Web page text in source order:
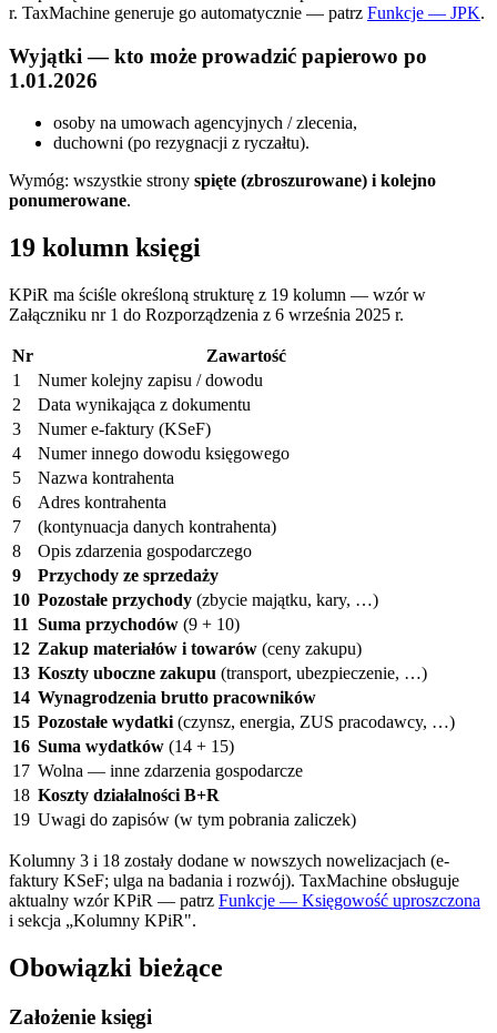
r. TaxMachine generuje go automatycznie — patrz Funkcje — JPK.
Wyjątki — kto może prowadzić papierowo po
1.01.2026
osoby na umowach agencyjnych / zlecenia,
duchowni (po rezygnacji z ryczałtu).
Wymóg: wszystkie strony spięte (zbroszurowane) i kolejno
ponumerowane.
19 kolumn księgi
KPiR ma ściśle określoną strukturę z 19 kolumn — wzór w
Załączniku nr 1 do Rozporządzenia z 6 września 2025 r.
Nr
Zawartość
1
Numer kolejny zapisu / dowodu
2
Data wynikająca z dokumentu
3
Numer e-faktury (KSeF)
4
Numer innego dowodu księgowego
5
Nazwa kontrahenta
6
Adres kontrahenta
7
(kontynuacja danych kontrahenta)
8
Opis zdarzenia gospodarczego
9
Przychody ze sprzedaży
10 Pozostałe przychody (zbycie majątku, kary, …)
11 Suma przychodów (9 + 10)
12 Zakup materiałów i towarów (ceny zakupu)
13 Koszty uboczne zakupu (transport, ubezpieczenie, …)
14 Wynagrodzenia brutto pracowników
15 Pozostałe wydatki (czynsz, energia, ZUS pracodawcy, …)
16 Suma wydatków (14 + 15)
17 Wolna — inne zdarzenia gospodarcze
18 Koszty działalności B+R
19 Uwagi do zapisów (w tym pobrania zaliczek)
Kolumny 3 i 18 zostały dodane w nowszych nowelizacjach (e-
faktury KSeF; ulga na badania i rozwój). TaxMachine obsługuje
aktualny wzór KPiR — patrz Funkcje — Księgowość uproszczona
i sekcja „Kolumny KPiR".
Obowiązki bieżące
Założenie księgi